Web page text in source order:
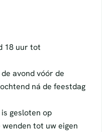
18 uur tot
avond vóór de
ná de feestdag
gesloten op
tot uw eigen